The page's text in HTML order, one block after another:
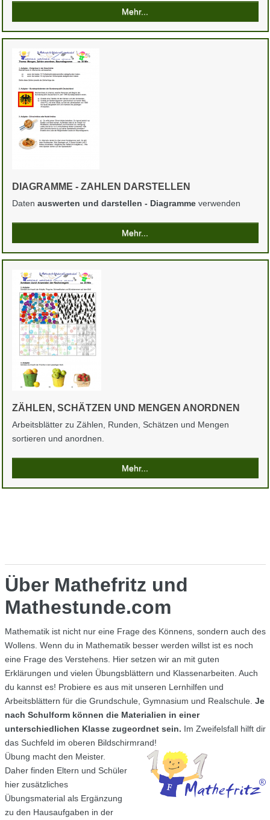
Mehr...
DIAGRAMME - ZAHLEN DARSTELLEN
Daten auswerten und darstellen - Diagrammeverwenden
Mehr...
ZÄHLEN, SCHÄTZEN UND MENGEN ANORDNEN
Arbeitsblätter zu Zählen, Runden, Schätzen und Mengen
sortieren und anordnen.
Mehr...
Über Mathefritz und
Mathestunde.com
Mathematik ist nicht nur eine Frage des Könnens, sondern auch des
Wollens. Wenn du in Mathematik besser werden willst ist es noch
eine Frage des Verstehens. Hier setzen wir an mit guten
Erklärungen und vielen Übungsblättern und Klassenarbeiten. Auch
du kannst es! Probiere es aus mit unseren Lernhilfen und
Arbeitsblättern für die Grundschule, Gymnasium und Realschule. Je
nach Schulform können die Materialien in einer
unterschiedlichen Klasse zugeordnet sein. Im Zweifelsfall hilft dir
das Suchfeld im oberen Bildschirmrand!
Übung macht den Meister.
Daher finden Eltern und Schüler
hier zusätzliches
Übungsmaterial als Ergänzung
zu den Hausaufgaben in der